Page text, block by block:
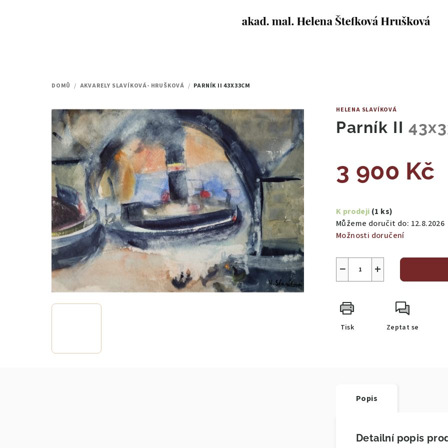
DOMŮ / AKVARELY SLAVÍKOVÁ- HRUŠKOVÁ / PARNÍK II43X33CM
HELENA SLAVÍKOVÁ
Parník II
3 900 Kč
cena:
K prodeji (1 ks)
Můžeme doručit do: 12.8.2026
Možnosti doručení
+
−
Tisk Zeptat se
Popis
Detailní popis